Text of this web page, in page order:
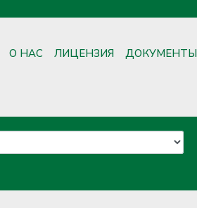
О НАС ЛИЦЕНЗИЯ ДОКУМЕНТЫ